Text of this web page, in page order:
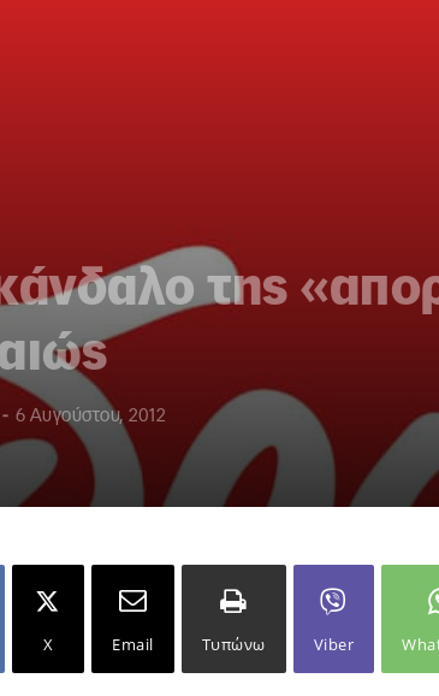
της
- 6 Αυγούστου, 2012
X Email Τυπώνω Viber